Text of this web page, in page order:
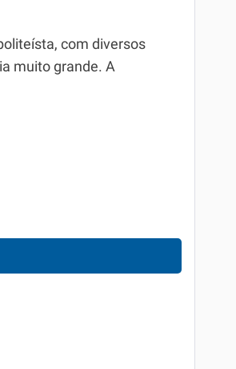
com diversos
muito grande. A